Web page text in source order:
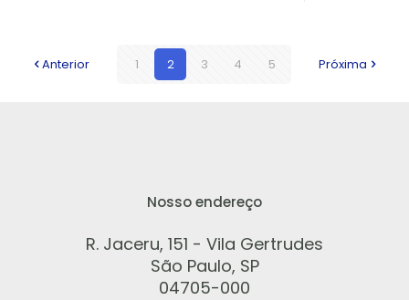
Anterior 1 2 3 4 5 Próxima
Nosso endereço
R. Jaceru, 151 - Vila Gertrudes
São Paulo, SP
04705-000